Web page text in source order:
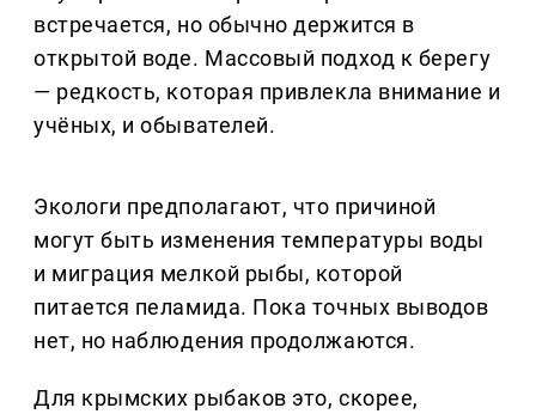
встречается, но обычно держится в
открытой воде. Массовый подход к берегу
— редкость, которая привлекла внимание и
учёных, и обывателей.
Экологи предполагают, что причиной
могут быть изменения температуры воды
и миграция мелкой рыбы, которой
питается пеламида. Пока точных выводов
нет, но наблюдения продолжаются.
Для крымских рыбаков это, скорее,